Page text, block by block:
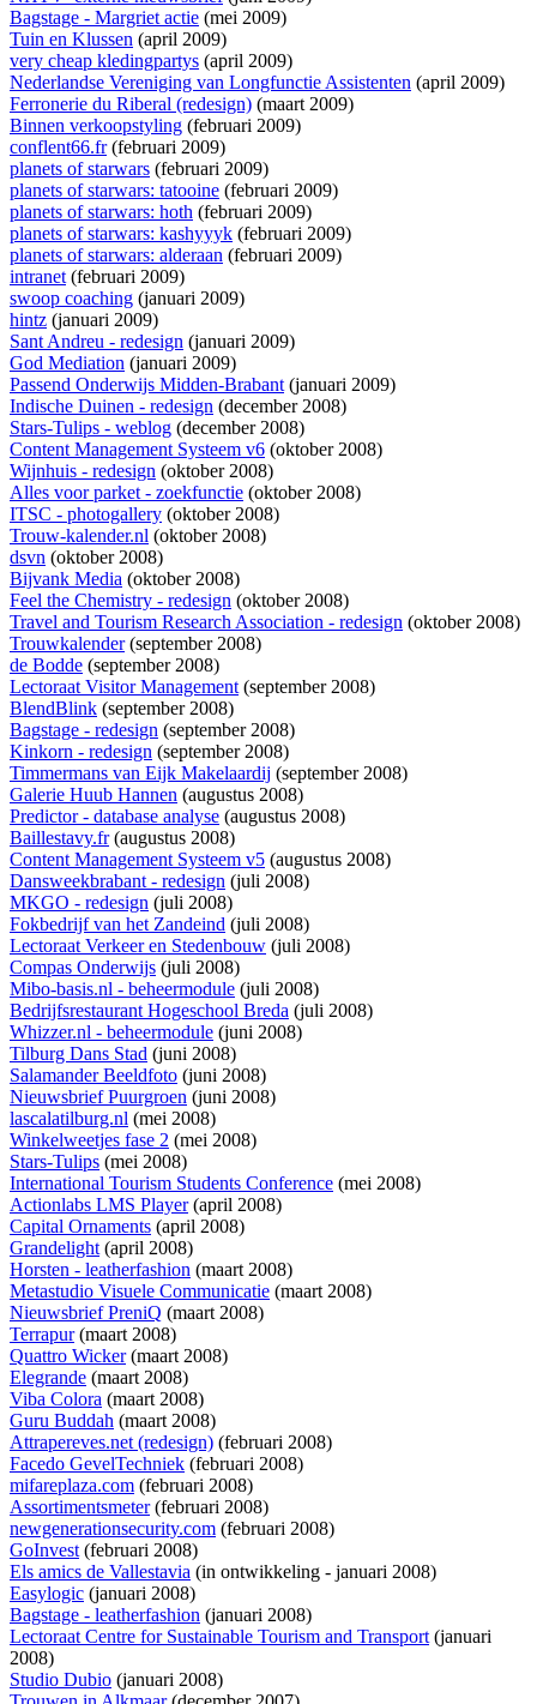
Bagstage - Margriet actie (mei 2009)
Tuin en Klussen (april 2009)
very cheap kledingpartys (april 2009)
Nederlandse Vereniging van Longfunctie Assistenten (april 2009)
Ferronerie du Riberal (redesign) (maart 2009)
Binnen verkoopstyling (februari 2009)
conflent66.fr(februari 2009)
planets of starwars (februari 2009)
planets of starwars: tatooine (februari 2009)
planets of starwars: hoth (februari 2009)
planets of starwars: kashyyyk (februari 2009)
planets of starwars: alderaan (februari 2009)
intranet(februari 2009)
swoop coaching (januari 2009)
hintz (januari 2009)
Sant Andreu - redesign (januari 2009)
God Mediation (januari 2009)
Passend Onderwijs Midden-Brabant(januari 2009)
Indische Duinen - redesign (december 2008)
Stars-Tulips - weblog (december 2008)
Content Management Systeem v6 (oktober 2008)
Wijnhuis - redesign (oktober 2008)
Alles voor parket - zoekfunctie (oktober 2008)
ITSC - photogallery (oktober 2008)
Trouw-kalender.nl (oktober 2008)
dsvn (oktober 2008)
Bijvank Media (oktober 2008)
Feel the Chemistry - redesign (oktober 2008)
Travel and Tourism Research Association - redesign (oktober 2008)
Trouwkalender(september 2008)
de Bodde (september 2008)
Lectoraat Visitor Management(september 2008)
BlendBlink (september 2008)
Bagstage - redesign (september 2008)
Kinkorn - redesign (september 2008)
Timmermans van Eijk Makelaardij (september 2008)
Galerie Huub Hannen (augustus 2008)
Predictor - database analyse (augustus 2008)
Baillestavy.fr(augustus 2008)
Content Management Systeem v5 (augustus 2008)
Dansweekbrabant - redesign (juli 2008)
MKGO - redesign (juli 2008)
Fokbedrijf van het Zandeind (juli 2008)
Lectoraat Verkeer en Stedenbouw (juli 2008)
Compas Onderwijs (juli 2008)
Mibo-basis.nl - beheermodule (juli 2008)
Bedrijfsrestaurant Hogeschool Breda (juli 2008)
Whizzer.nl - beheermodule (juni 2008)
Tilburg Dans Stad (juni 2008)
Salamander Beeldfoto (juni 2008)
Nieuwsbrief Puurgroen (juni 2008)
lascalatilburg.nl (mei 2008)
Winkelweetjes fase 2 (mei 2008)
Stars-Tulips (mei 2008)
International Tourism Students Conference (mei 2008)
Actionlabs LMS Player(april 2008)
Capital Ornaments (april 2008)
Grandelight(april 2008)
Horsten - leatherfashion (maart 2008)
Metastudio Visuele Communicatie (maart 2008)
Nieuwsbrief PreniQ (maart 2008)
Terrapur(maart 2008)
Quattro Wicker(maart 2008)
Elegrande (maart 2008)
Viba Colora (maart 2008)
Guru Buddah (maart 2008)
Attrapereves.net (redesign) (februari 2008)
Facedo GevelTechniek (februari 2008)
mifareplaza.com (februari 2008)
Assortimentsmeter(februari 2008)
newgenerationsecurity.com (februari 2008)
GoInvest(februari 2008)
Els amics de Vallestavia (in ontwikkeling - januari 2008)
Easylogic (januari 2008)
Bagstage - leatherfashion (januari 2008)
Lectoraat Centre for Sustainable Tourism and Transport(januari
2008)
Studio Dubio (januari 2008)